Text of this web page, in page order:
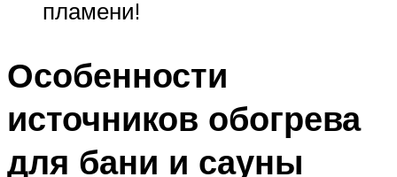
пламени!
Особенности
источников обогрева
для бани и сауны